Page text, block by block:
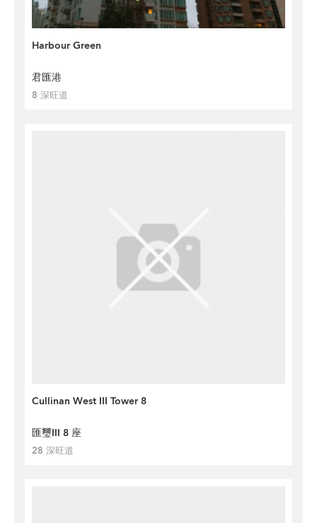
Harbour Green
君匯港
8 深旺道
Cullinan West III Tower 8
匯璽III 8 座
28 深旺道